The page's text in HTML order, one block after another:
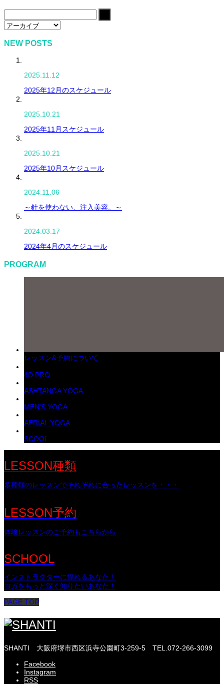
NEW POSTS
2025.11.12
2025年12月のスケジュール
2025.10.21
2025年11月スケジュール
2025.10.21
2025年10月スケジュール
2024.11.06
～針を使わない、注入美容。～
2024.03.17
2024年4月のスケジュール
PROGRAM
レッスン&予約について
4D PRO
ASHTANGA YOGA
MEN'S YOGA
AERIAL YOGA
SCOOL
LESSON種類
多種類のレッスンでそれぞれに合ったレッスンを・・・
LESSON予約
体験レッスンのご予約もこちらから
SCHOOL
インストラクターに憧れるあなた！
ヨガをもっと深く知りたいあなた！
PAGE TOP
SHANTI 大阪府堺市西区浜寺公園町3-259-5
TEL.072-266-3099
Facebook
Instagram
RSS